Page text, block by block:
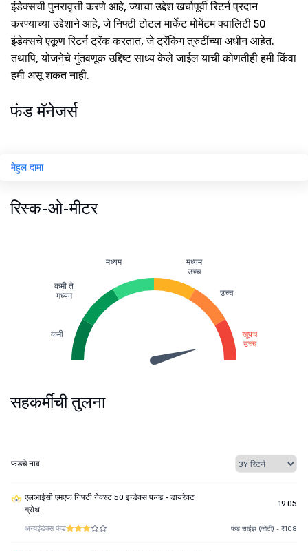
इंडेक्सची पुनरावृत्ती करणे आहे, ज्याचा उद्देश खर्चापूर्वी रिटर्न प्रदान
करण्याच्या उद्देशाने आहे, जे निफ्टी टोटल मार्केट मोमेंटम क्वालिटी 50
इंडेक्सचे एकूण रिटर्न ट्रॅक करतात, जे ट्रॅकिंग त्रुटींच्या अधीन आहेत.
तथापि, योजनेचे गुंतवणूक उद्दिष्ट साध्य केले जाईल याची कोणतीही हमी किंवा
हमी असू शकत नाही.
फंड मॅनेजर्स
मेहुल दामा
रिस्क-ओ-मीटर
कमी
कमी ते
मध्यम
मध्यम
मध्यम
उच्च
उच्च
खूपच
उच्च
सहकर्मींची तुलना
फंडचे नाव
एलआईसी एमएफ निफ्टी नेक्स्ट 50 इन्डेक्स फन्ड - डायरेक्ट
ग्रोथ
19.05
अन्यइंडेक्स फंड फंड साईझ (कोटी) - ₹108